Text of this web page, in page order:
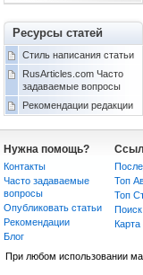
Ресурсы статей
Стиль написания статьи
RusArticles.com Часто
задаваемые вопросы
Рекомендации редакции
Нужна помощь?
Контакты
Часто задаваемые
вопросы
Опубликовать статьи
Рекомендации
Блог
Топ
Топ
Поиск
Карта
При любом использовании